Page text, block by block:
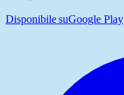
Disponibile suGoogle Play